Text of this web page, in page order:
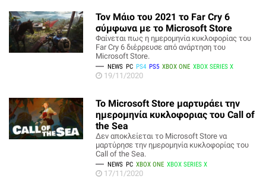
Τον Μάιο του 2021 το Far Cry 6
σύμφωνα με το Microsoft Store
Φαίνεται πως η ημερομηνία κυκλοφορίας του
Far Cry 6 διέρρευσε από ανάρτηση του
Microsoft Store.
NEWS PC PS4 PS5 XBOX ONE XBOX SERIES X
19/11/2020
Το Microsoft Store μαρτυράει την
ημερομηνία κυκλοφοριας του Call of
the Sea
Δεν αποκλείεται το Microsoft Store να
μαρτύρησε την ημερομηνία κυκλοφορίας του
Call of the Sea.
NEWS PC XBOX ONE XBOX SERIES X
17/11/2020